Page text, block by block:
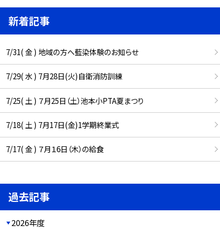
新着記事
7/31( 金 ) 地域の方へ藍染体験のお知らせ
7/29( 水 ) 7月28日(火)自衛消防訓練
7/25( 土 ) ７月25日（土）池本小PTA夏まつり
7/18( 土 ) 7月17日(金)1学期終業式
7/17( 金 ) ７月１6日（木）の給食
過去記事
2026年度